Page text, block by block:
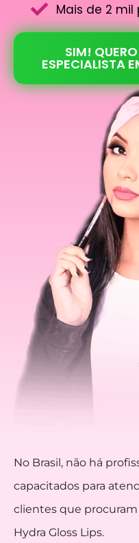
Mais de 2
SIM!
ESPECIALISTA
No Brasil, não há
capacitados para
clientes que
Hydra Gloss Lips.